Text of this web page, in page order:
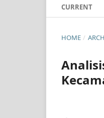
CURRENT
HOME /